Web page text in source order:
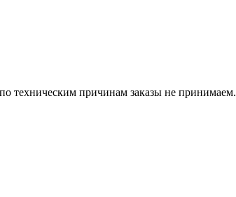
техническим причинам заказы не принимаем.